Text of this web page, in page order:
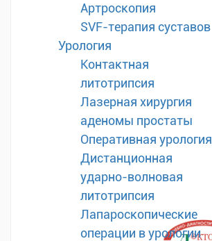
Артроскопия
SVF-терапия суставов
Урология
Контактная
литотрипсия
Лазерная хирургия
аденомы простаты
Оперативная урология
Дистанционная
ударно-волновая
литотрипсия
Лапароскопические
операции в урологии